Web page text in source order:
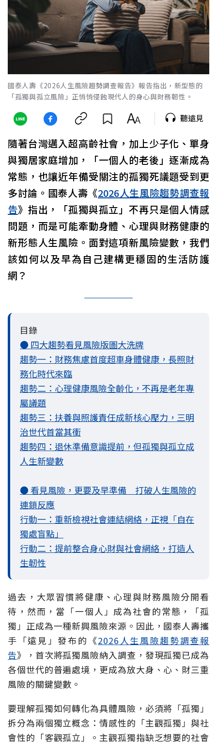
國泰人壽《2026人生風險趨勢調查報告》報告指出，新型態的
「孤獨與孤立風險」正悄悄侵蝕現代人的身心與財務韌性。
聽遠見
隨著台灣邁入超高齡社會，加上少子化、單身
與獨居家庭增加，「一個人的老後」逐漸成為
常態，也讓近年備受關注的孤獨死議題受到更
多討論。國泰人壽《2026人生風險趨勢調查報
告》指出，「孤獨與孤立」不再只是個人情感
問題，而是可能牽動身體、心理與財務健康的
新形態人生風險。面對這項新風險變數，我們
該如何以及早為自己建構更穩固的生活防護
網？
目錄
● 四大趨勢看見風險版圖大洗牌
趨勢一：財務焦慮首度超車身體健康，長照財
務化時代來臨
趨勢二：心理健康風險全齡化，不再是老年專
屬議題
趨勢三：扶養與照護責任成新核心壓力，三明
治世代首當其衝
趨勢四：退休準備意識提前，但孤獨與孤立成
人生新變數
● 看見風險，更要及早準備 打破人生風險的
連鎖反應
行動一：重新檢視社會連結網絡，正視「自在
獨處盲點」
行動二：提前整合身心財與社會網絡，打造人
生韌性
過去，大眾習慣將健康、心理與財務風險分開看
待，然而，當「一個人」成為社會的常態，「孤
獨」正成為一種新興風險來源。因此，國泰人壽攜
手「遠見」發布的《2026人生風險趨勢調查報
告》，首次將孤獨風險納入調查，發現孤獨已成為
各個世代的普遍處境，更成為放大身、心、財三重
風險的關鍵變數。
要理解孤獨如何轉化為具體風險，必須將「孤獨」
拆分為兩個獨立概念：情感性的「主觀孤獨」與社
會性的「客觀孤立」。主觀孤獨指缺乏想要的社會